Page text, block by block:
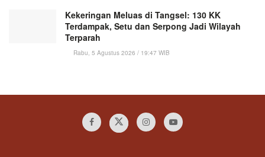
Kekeringan Meluas di Tangsel: 130 KK
Terdampak, Setu dan Serpong Jadi Wilayah
Terparah
Rabu, 5 Agustus 2026 / 19:47 WIB